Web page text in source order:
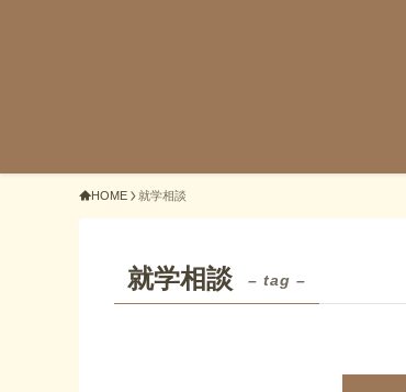
HOME 就学相談
就学相談 – tag –